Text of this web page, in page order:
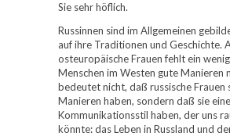
Sie sehr höflich.
Russinnen sind im Allgemeinen
auf ihre Traditionen und Geschichte.
osteuropäische Frauen fehlt ein
Menschen im Westen gute Manieren
bedeutet nicht, daß russische Frauen
Manieren haben, sondern daß sie
Kommunikationsstil haben, der uns
könnte: das Leben in Russland und